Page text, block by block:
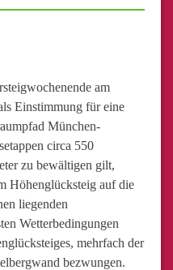
am
Einstimmung für eine
München-
circa 550
zu bewältigen gilt,
Höhenglücksteig auf die
liegenden
Wetterbedingungen
mehrfach der
bezwungen.